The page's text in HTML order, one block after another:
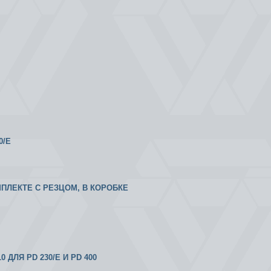
E
С РЕЗЦОМ, В КОРОБКЕ
PD 230/E И PD 400